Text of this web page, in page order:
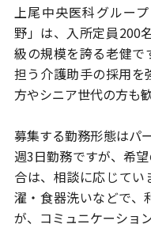
上尾中央医科グルー
野」は、 入所定員200
級の規模を誇る老健で
担う介護助手の採用を
方やシニア世代の方も
募集する勤務形態はパ
週3日勤務ですが、 希
合は、相談に応じてい
濯・食器洗いなどで、
が、コミュニケーショ